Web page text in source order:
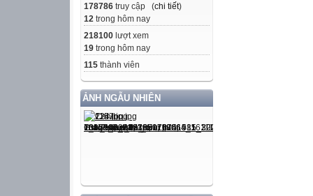
178786 truy cập (chi tiết)
12 trong hôm nay
218100 lượt xem
19 trong hôm nay
115 thành viên
ẢNH NGẪU NHIÊN